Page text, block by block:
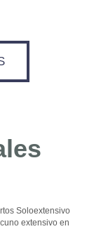
Soloextensivo
extensivo en